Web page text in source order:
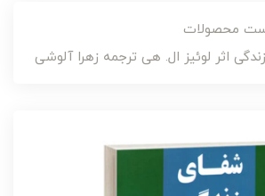
محصولات
اثر لوئیز ال. هی ترجمه زهرا آلوشی